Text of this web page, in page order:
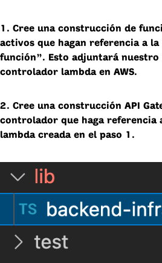
1. Cree una construcción de
activos que hagan referencia a
función”. Esto adjuntará nuestro
controlador lambda en AWS.
2. Cree una construcción API
controlador que haga referencia
lambda creada en el paso 1.